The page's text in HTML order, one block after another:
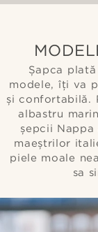
Șapca
modele, îți va
și confortabilă.
albastru
șepcii
maeștrilor
piele moale
sa